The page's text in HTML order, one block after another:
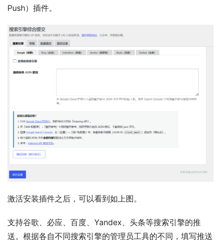
Push）插件。
激活安装插件之后，可以看到如上图。
支持谷歌、必应、百度、Yandex、头条等搜索引擎的推
送。根据各自不同搜索引擎的管理员工具的不同，填写推送